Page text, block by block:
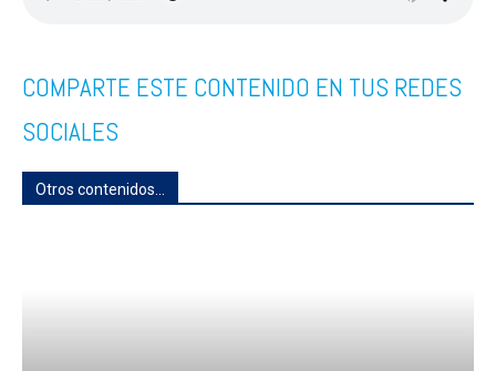
COMPARTE ESTE CONTENIDO EN TUS REDES
SOCIALES
Otros contenidos...